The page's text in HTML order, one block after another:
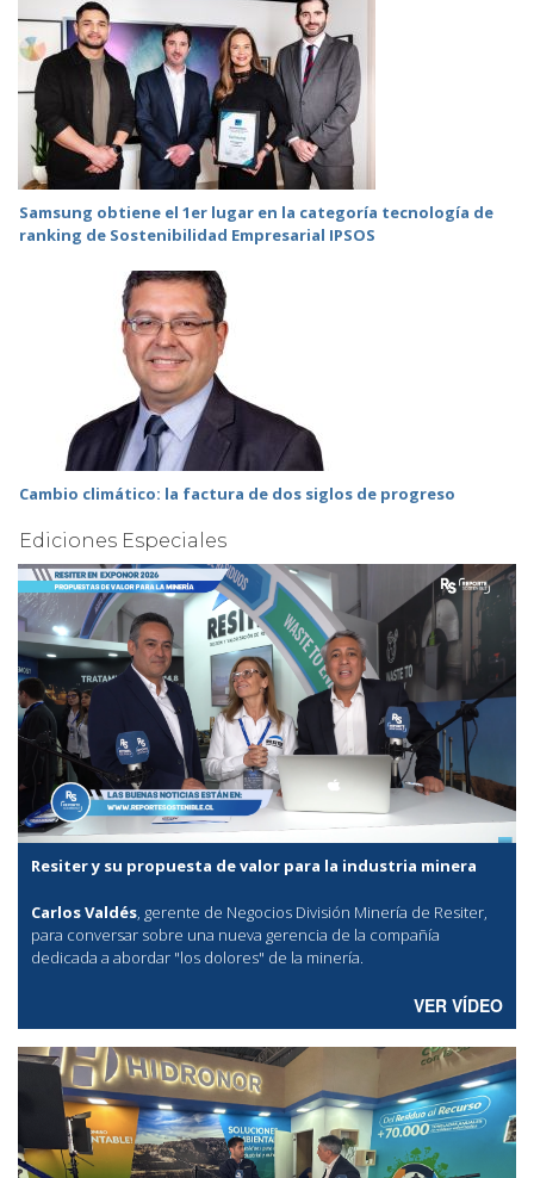
Samsung obtiene el 1er lugar en la categoría tecnología de
ranking de Sostenibilidad Empresarial IPSOS
Cambio climático: la factura de dos siglos de progreso
Ediciones Especiales
Resiter y su propuesta de valor para la industria minera
Carlos Valdés, gerente de Negocios División Minería de Resiter,
para conversar sobre una nueva gerencia de la compañía
dedicada a abordar "los dolores" de la minería.
VER VÍDEO